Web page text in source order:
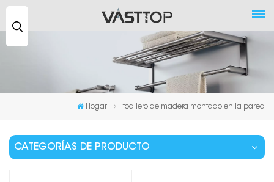
Hogar toallero de madera montado en la pared
CATEGORÍAS DE PRODUCTO